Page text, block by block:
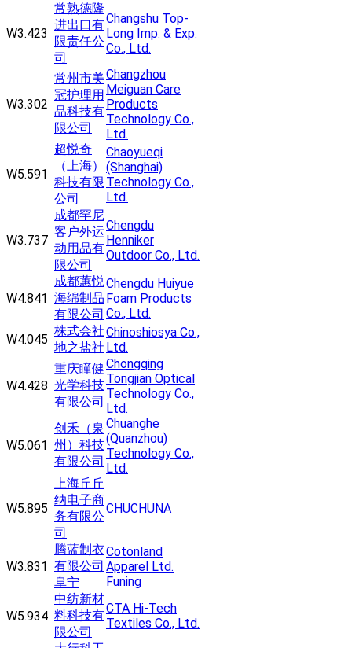
W3.423
常熟德隆
进出口有
限责任公
司
Changshu Top-
Long Imp. & Exp.
Co., Ltd.
W3.302
常州市美
冠护理用
品科技有
限公司
Changzhou
Meiguan Care
Products
Technology Co.,
Ltd.
W5.591
超悦奇
（上海）
科技有限
公司
Chaoyueqi
(Shanghai)
Technology Co.,
Ltd.
W3.737
成都罕尼
客户外运
动用品有
限公司
Chengdu
Henniker
Outdoor Co., Ltd.
W4.841
成都蕙悦
海绵制品
有限公司
Chengdu Huiyue
Foam Products
Co., Ltd.
W4.045
株式会社
地之盐社
Chinoshiosya Co.,
Ltd.
W4.428
重庆瞳健
光学科技
有限公司
Chongqing
Tongjian Optical
Technology Co.,
Ltd.
W5.061
创禾（泉
州）科技
有限公司
Chuanghe
(Quanzhou)
Technology Co.,
Ltd.
W5.895
上海丘丘
纳电子商
务有限公
司
CHUCHUNA
W3.831
腾蓝制衣
有限公司
阜宁
Cotonland
Apparel Ltd.
Funing
W5.934
中纺新材
料科技有
限公司
CTA Hi-Tech
Textiles Co., Ltd.